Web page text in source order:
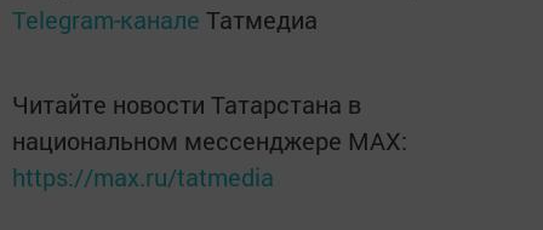
Telegram-канале Татмедиа
Читайте новости Татарстана в
национальном мессенджере MАХ:
https://max.ru/tatmedia